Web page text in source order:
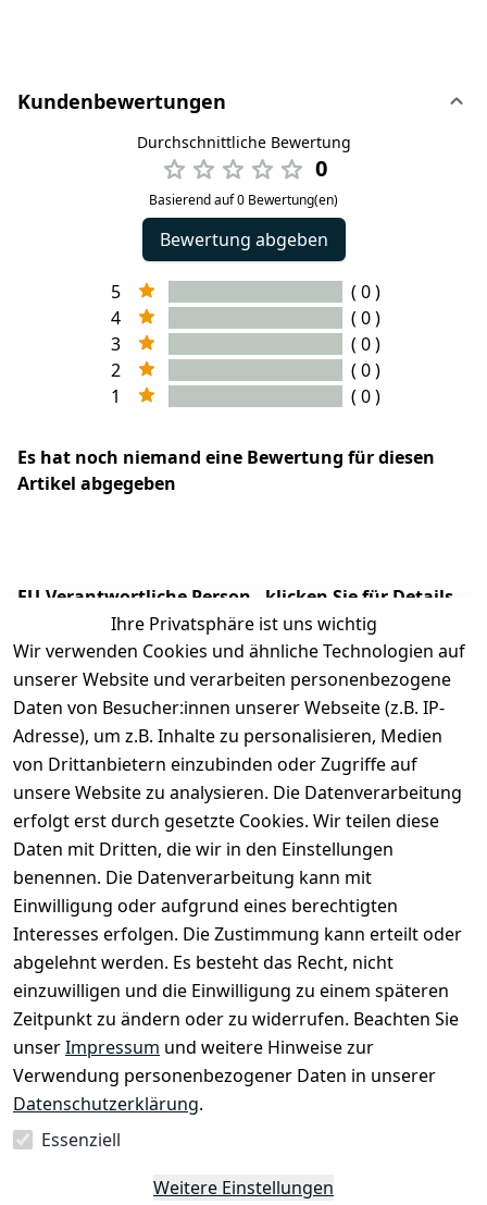
Kundenbewertungen
Durchschnittliche Bewertung
0
Basierend auf 0 Bewertung(en)
Bewertung abgeben
5
( 0 )
4
( 0 )
3
( 0 )
2
( 0 )
1
( 0 )
Es hat noch niemand eine Bewertung für diesen
Artikel abgegeben
EU-Verantwortliche Person - klicken Sie für Details
Ihre Privatsphäre ist uns wichtig
Wir verwenden Cookies und ähnliche Technologien auf
unserer Website und verarbeiten personenbezogene
Daten von Besucher:innen unserer Webseite (z.B. IP-
Adresse), um z.B. Inhalte zu personalisieren, Medien
von Drittanbietern einzubinden oder Zugriffe auf
unsere Website zu analysieren. Die Datenverarbeitung
erfolgt erst durch gesetzte Cookies. Wir teilen diese
Daten mit Dritten, die wir in den Einstellungen
benennen. Die Datenverarbeitung kann mit
Einwilligung oder aufgrund eines berechtigten
Interesses erfolgen. Die Zustimmung kann erteilt oder
abgelehnt werden. Es besteht das Recht, nicht
einzuwilligen und die Einwilligung zu einem späteren
Zeitpunkt zu ändern oder zu widerrufen. Beachten Sie
unserImpressum und weitere Hinweise zur
Verwendung personenbezogener Daten in unserer
Datenschutzerklärung.
Essenziell
Weitere Einstellungen
Rechtliches
Impressum
Datenschutze
rklärung
Barrierefreihe
itserklärung
Widerrufsrec
ht
Services
Registrieren